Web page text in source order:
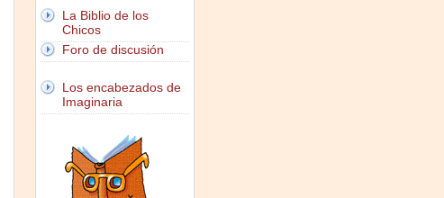
La Biblio de los
Chicos
Foro de discusión
Los encabezados de
Imaginaria